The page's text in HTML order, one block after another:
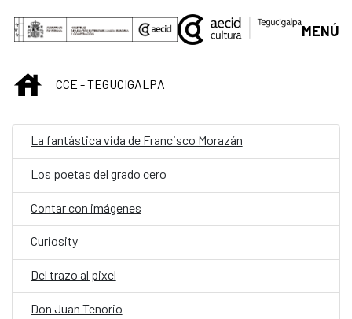
Saltar al contenido principal
MENÚ
INICIOCCE - TEGUCIGALPA
La fantástica vida de Francisco Morazán
Los poetas del grado cero
Contar con imágenes
Curiosity
Del trazo al pixel
Don Juan Tenorio